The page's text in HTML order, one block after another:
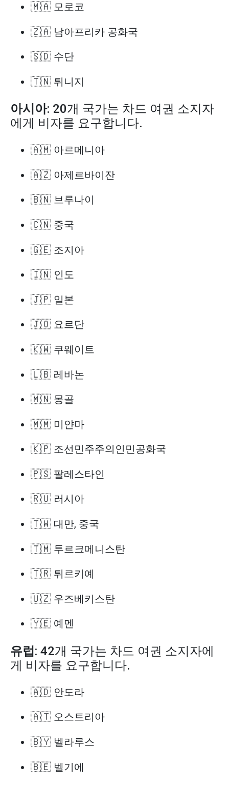
🇲🇦 모로코
🇿🇦 남아프리카 공화국
🇸🇩 수단
🇹🇳 튀니지
아시아: 20개 국가는 차드 여권 소지자
에게 비자를 요구합니다.
🇦🇲 아르메니아
🇦🇿 아제르바이잔
🇧🇳 브루나이
🇨🇳 중국
🇬🇪 조지아
🇮🇳 인도
🇯🇵 일본
🇯🇴 요르단
🇰🇼 쿠웨이트
🇱🇧 레바논
🇲🇳 몽골
🇲🇲 미얀마
🇰🇵 조선민주주의인민공화국
🇵🇸 팔레스타인
🇷🇺 러시아
🇹🇼 대만, 중국
🇹🇲 투르크메니스탄
🇹🇷 튀르키예
🇺🇿 우즈베키스탄
🇾🇪 예멘
유럽 : 42개 국가는 차드 여권 소지자에
게 비자를 요구합니다.
🇦🇩 안도라
🇦🇹 오스트리아
🇧🇾 벨라루스
🇧🇪 벨기에